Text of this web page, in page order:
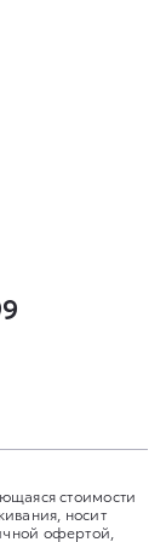
стоимости
носит
офертой,